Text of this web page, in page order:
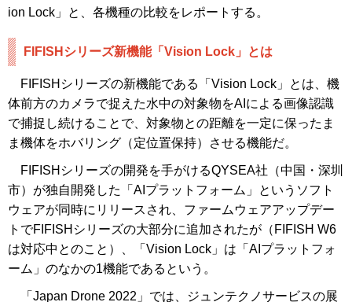
ion Lock」と、各機種の比較をレポートする。
FIFISHシリーズ新機能「Vision Lock」とは
FIFISHシリーズの新機能である「Vision Lock」とは、機
体前方のカメラで捉えた水中の対象物をAIによる画像認識
で捕捉し続けることで、対象物との距離を一定に保ったま
ま機体をホバリング（定位置保持）させる機能だ。
FIFISHシリーズの開発を手がけるQYSEA社（中国・深圳
市）が独自開発した「AIプラットフォーム」というソフト
ウェアが同時にリリースされ、ファームウェアアップデー
トでFIFISHシリーズの大部分に追加されたが（FIFISH W6
は対応中とのこと）、「Vision Lock」は「AIプラットフォ
ーム」のなかの1機能であるという。
「Japan Drone 2022」では、ジュンテクノサービスの展